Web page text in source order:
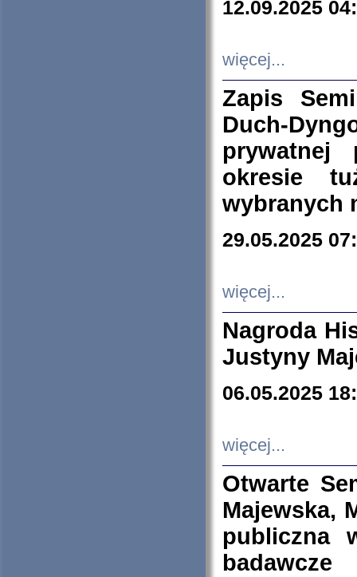
12.09.2025
więcej...
Zapis
Duch-
prywatnej
okresie
wybranych
29.05.2025
więcej...
Nagroda
Justyny
06.05.2025
więcej...
Otwarte
Majewska,
publiczna
badawcze